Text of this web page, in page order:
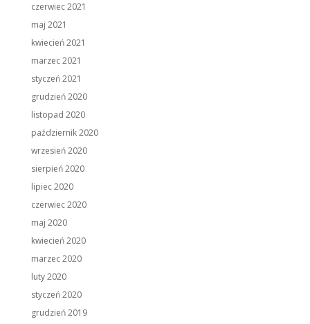
czerwiec 2021
maj 2021
kwiecień 2021
marzec 2021
styczeń 2021
grudzień 2020
listopad 2020
październik 2020
wrzesień 2020
sierpień 2020
lipiec 2020
czerwiec 2020
maj 2020
kwiecień 2020
marzec 2020
luty 2020
styczeń 2020
grudzień 2019